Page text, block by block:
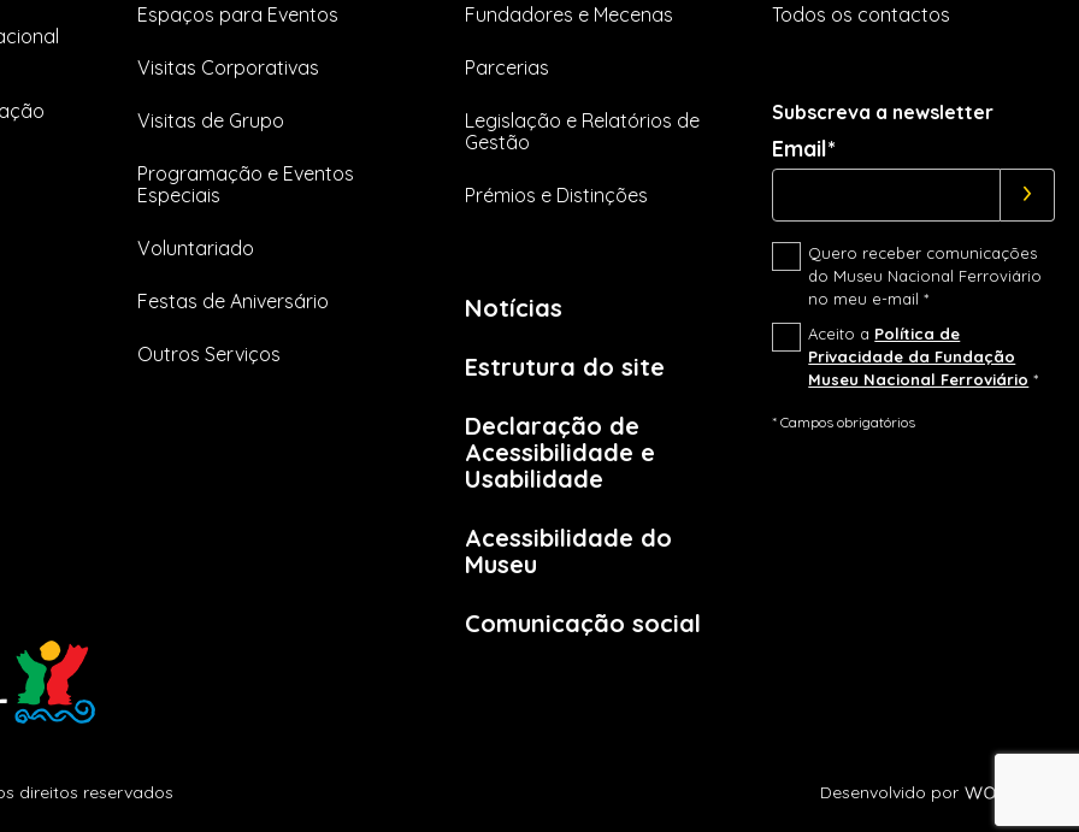
Espaços para Eventos
Visitas Corporativas
Visitas de Grupo
Programação e Eventos
Especiais
Voluntariado
Festas de Aniversário
Outros Serviços
Fundadores e Mecenas
Parcerias
Legislação e Relatórios de
Gestão
Prémios e Distinções
Notícias
Estrutura do site
Declaração de
Acessibilidade e
Usabilidade
Acessibilidade do
Museu
Comunicação social
Todos os contactos
Subscreva a newsletter
Email*
Quero receber comunicações
do Museu Nacional Ferroviário
no meu e-mail *
Aceito a Política de
Privacidade da Fundação
Museu Nacional Ferroviário *
* Campos obrigatórios
direitos reservados Desenvolvido por